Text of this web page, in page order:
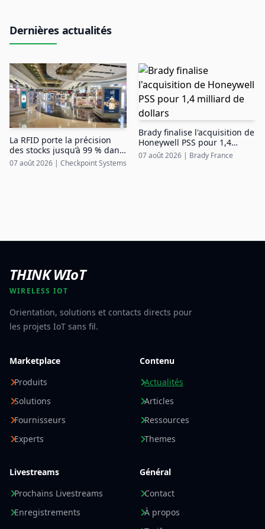
Dernières actualités
La RFID porte la précision
des stocks jusqu’à 99 % dans
le duty free aéroportuaire
07 août 2026 | Checkpoint Systems
Brady finalise l'acquisition de
Honeywell PSS pour 1,4
milliard de dollars
07 août 2026 | Brady France
THINK WIoT
WIRELESS IOT
Orientation, solutions et contacts directs pour
les projets IoT sans fil.
Marketplace
Produits
Solutions
Fournisseurs
Experts
Contenu
Actualités
Articles
Ressources
Themes
Livestreams
Prochains Livestreams
Enregistrements
Général
Contact
À propos